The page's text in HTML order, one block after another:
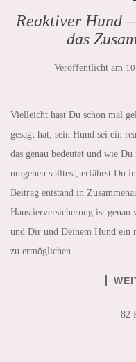
Reaktiver Hund
das
Veröffentlicht am
Vielleicht hast Du schon mal
gesagt hat, sein Hund sei ein
das genau bedeutet und wie
umgehen solltest, erfährst Du
Beitrag entstand in
Haustierversicherung ist genau
und Dir und Deinem Hund ein
zu ermöglichen.
82